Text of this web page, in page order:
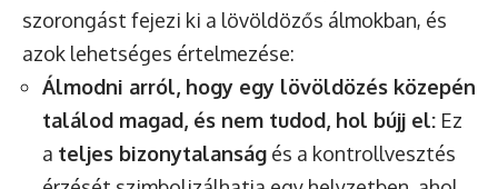
szorongást fejezi ki a lövöldözős álmokban, és
azok lehetséges értelmezése:
Álmodni arról, hogy egy lövöldözés közepén
találod magad, és nem tudod, hol bújj el: Ez
a teljes bizonytalanság és a kontrollvesztés